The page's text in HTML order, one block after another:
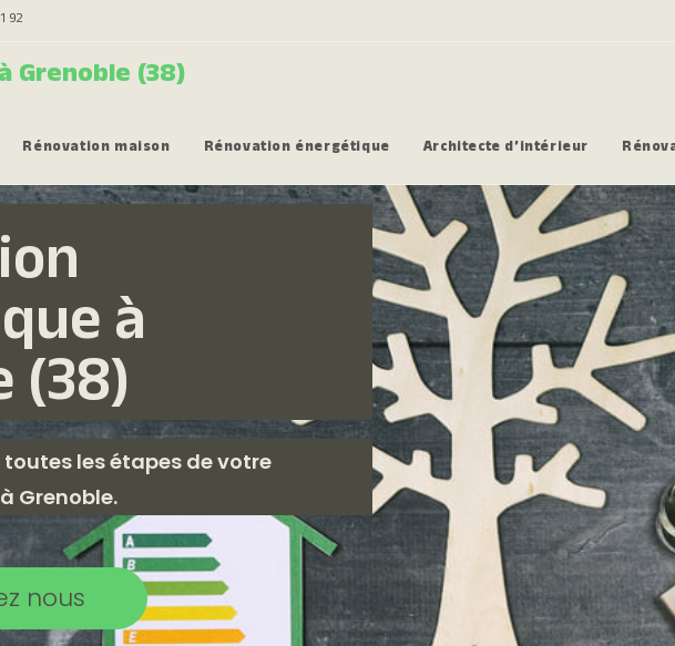
92
Grenoble (38)
Rénovation maison Rénovation énergétique Architecte d’intérieur
à
(38)
les étapes de votre
Grenoble.
nous